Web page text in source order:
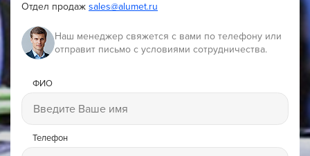
Отдел продаж sales@alumet.ru
Наш менеджер свяжется с вами по телефону или
отправит письмо с условиями сотрудничества.
ФИО
Телефон